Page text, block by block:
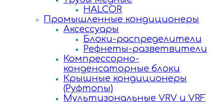
HALCOR
Промышленные кондиционеры
Аксессуары
Блоки-распределители
Рефнеты-разветвители
Компрессорно-
конденсаторные блоки
Крышные кондиционеры
(Руфтопы)
Мультизональные VRV и VRF